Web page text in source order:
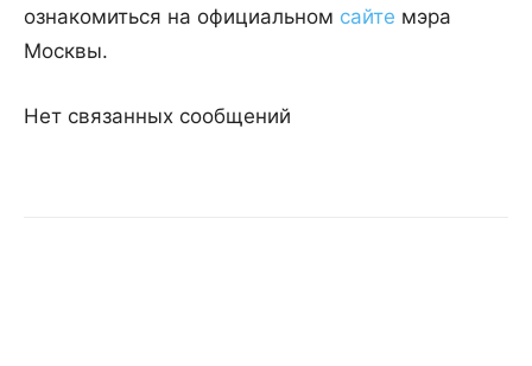
ознакомиться на официальном сайте мэра
Москвы.
Нет связанных сообщений